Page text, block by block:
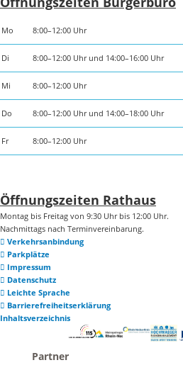
Mo 8:00–12:00 Uhr
Di 8:00–12:00 Uhr und 14:00–16:00 Uhr
Mi 8:00–12:00 Uhr
Do 8:00–12:00 Uhr und 14:00–18:00 Uhr
Fr 8:00–12:00 Uhr
Öffnungszeiten Rathaus
Montag bis Freitag von 9:30 Uhr bis 12:00 Uhr.
Nachmittags nach Terminvereinbarung.
Verkehrsanbindung
Parkplätze
Impressum
Datenschutz
Leichte Sprache
Barrierefreiheitserklärung
Inhaltsverzeichnis